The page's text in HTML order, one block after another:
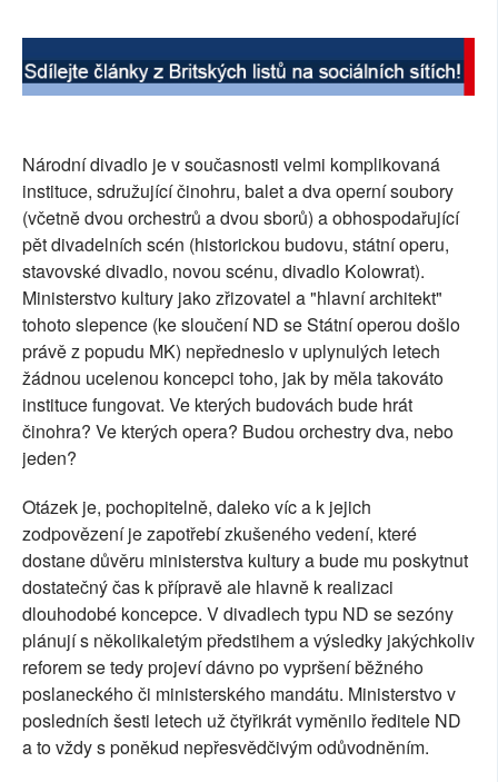
PLNÁ VERZE STRÁNEK
Národní divadlo je v současnosti velmi komplikovaná
instituce, sdružující činohru, balet a dva operní soubory
(včetně dvou orchestrů a dvou sborů) a obhospodařující
pět divadelních scén (historickou budovu, státní operu,
stavovské divadlo, novou scénu, divadlo Kolowrat).
Ministerstvo kultury jako zřizovatel a "hlavní architekt"
tohoto slepence (ke sloučení ND se Státní operou došlo
právě z popudu MK) nepředneslo v uplynulých letech
žádnou ucelenou koncepci toho, jak by měla takováto
instituce fungovat. Ve kterých budovách bude hrát
činohra? Ve kterých opera? Budou orchestry dva, nebo
jeden?
Otázek je, pochopitelně, daleko víc a k jejich
zodpovězení je zapotřebí zkušeného vedení, které
dostane důvěru ministerstva kultury a bude mu poskytnut
dostatečný čas k přípravě ale hlavně k realizaci
dlouhodobé koncepce. V divadlech typu ND se sezóny
plánují s několikaletým předstihem a výsledky jakýchkoliv
reforem se tedy projeví dávno po vypršení běžného
poslaneckého či ministerského mandátu. Ministerstvo v
posledních šesti letech už čtyřikrát vyměnilo ředitele ND
a to vždy s poněkud nepřesvědčivým odůvodněním.